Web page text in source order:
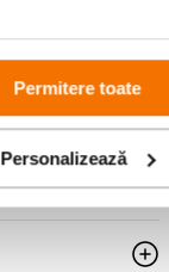
Permitere toate
Personalizează